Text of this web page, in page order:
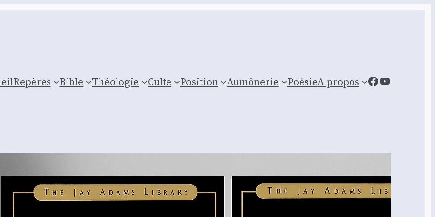
Repères Bible Théologie Culte Posi­tion Aumônerie PoésieA propos Facebook
YouTube